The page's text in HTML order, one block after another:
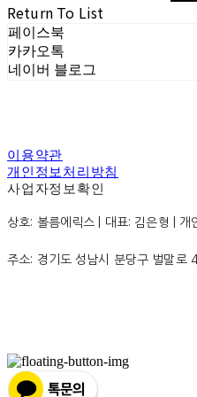
Return To List
페이스북
카카오톡
네이버 블로그
이용약관
개인정보처리방침
사업자정보확인
상호: 볼름에릭스 | 대표: 김은형 |
주소: 경기도 성남시 분당구 벌말로